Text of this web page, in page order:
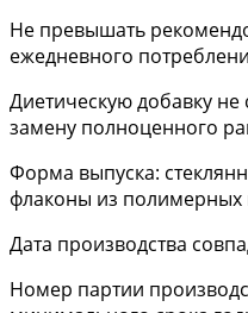
Не превышать
ежедневного
Диетическую добавку не
замену полноценного
Форма выпуска:
флаконы из полимерных
Дата производства
Номер партии